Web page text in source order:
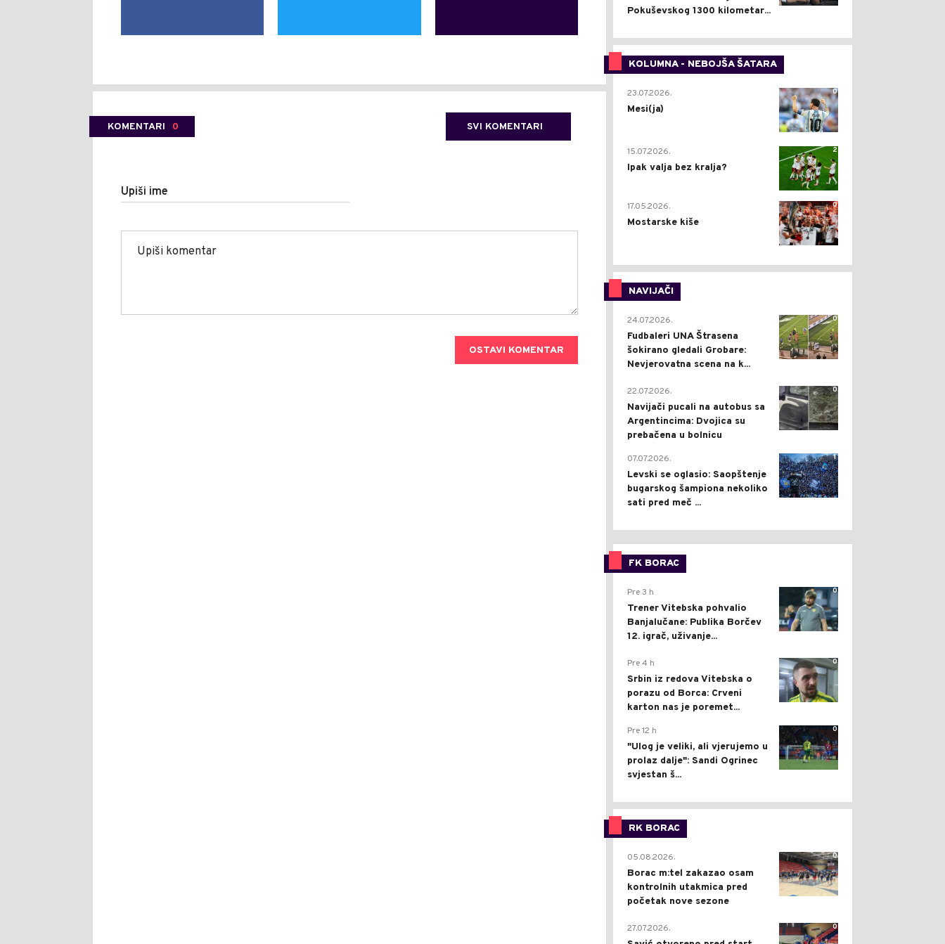
KOMENTARI 0 SVI KOMENTARI
Upiši ime
OSTAVI KOMENTAR
Pokuševskog 1300 kilometar...
KOLUMNA - NEBOJŠA ŠATARA
0
23.07.2026.
Mesi(ja)
2
15.07.2026.
Ipak valja bez kralja?
0
17.05.2026.
Mostarske kiše
NAVIJAČI
0
24.07.2026.
Fudbaleri UNA Štrasena
šokirano gledali Grobare:
Nevjerovatna scena na k...
0
22.07.2026.
Navijači pucali na autobus sa
Argentincima: Dvojica su
prebačena u bolnicu
1
07.07.2026.
Levski se oglasio: Saopštenje
bugarskog šampiona nekoliko
sati pred meč ...
FK BORAC
0
Pre 3 h
Trener Vitebska pohvalio
Banjalučane: Publika Borčev
12. igrač, uživanje...
0
Pre 4 h
Srbin iz redova Vitebska o
porazu od Borca: Crveni
karton nas je poremet...
0
Pre 12 h
"Ulog je veliki, ali vjerujemo u
prolaz dalje": Sandi Ogrinec
svjestan š...
RK BORAC
0
05.08.2026.
Borac m:tel zakazao osam
kontrolnih utakmica pred
početak nove sezone
0
27.07.2026.